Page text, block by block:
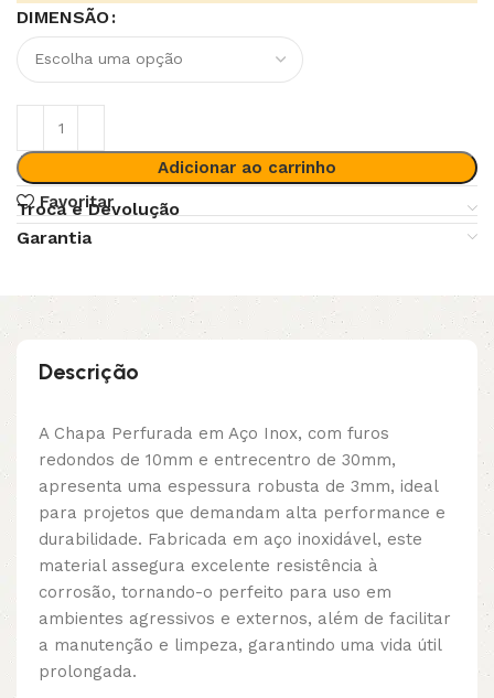
DIMENSÃO
Adicionar ao carrinho
Favoritar
Troca e Devolução
Garantia
Descrição
A Chapa Perfurada em Aço Inox, com furos
redondos de 10mm e entrecentro de 30mm,
apresenta uma espessura robusta de 3mm, ideal
para projetos que demandam alta performance e
durabilidade. Fabricada em aço inoxidável, este
material assegura excelente resistência à
corrosão, tornando-o perfeito para uso em
ambientes agressivos e externos, além de facilitar
a manutenção e limpeza, garantindo uma vida útil
prolongada.